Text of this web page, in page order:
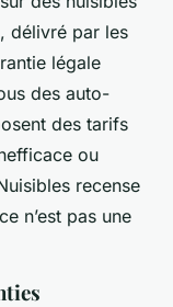
, délivré par les
légale
des auto-
des tarifs
ou
recense
n’est pas une